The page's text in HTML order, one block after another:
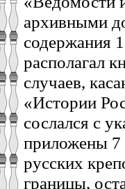
архивными
содержания
располагал
случаев,
«Истории
сослался с
приложены 7
русских
границы,